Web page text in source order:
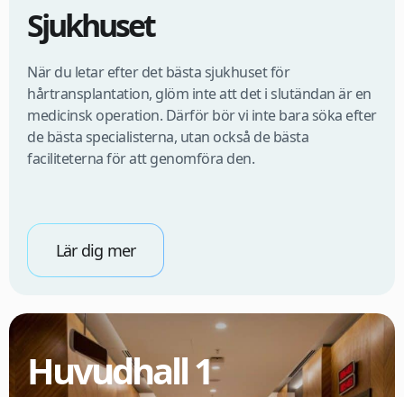
Sjukhuset
När du letar efter det bästa sjukhuset för
hårtransplantation, glöm inte att det i slutändan är en
medicinsk operation. Därför bör vi inte bara söka efter
de bästa specialisterna, utan också de bästa
faciliteterna för att genomföra den.
Lär dig mer
Huvudhall 1